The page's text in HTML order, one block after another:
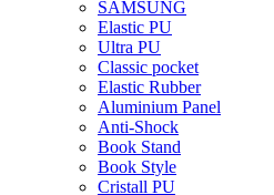
SAMSUNG
Elastic PU
Ultra PU
Classic pocket
Elastic Rubber
Aluminium Panel
Anti-Shock
Book Stand
Book Style
Cristall PU